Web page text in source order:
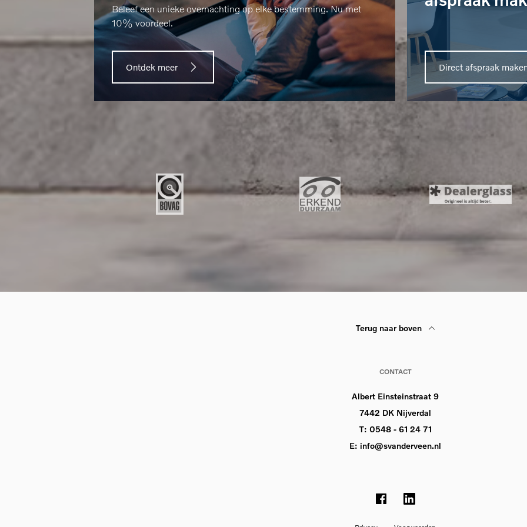
Beleef een unieke overnachting op elke bestemming. Nu met
10% voordeel.
Ontdek meer Direct afspraak
Terug naar boven
CONTACT
Albert Einsteinstraat 9
7442 DK Nijverdal
T: 0548 - 61 24 71
E: info@svanderveen.nl